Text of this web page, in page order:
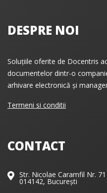
DESPRE NOI
Soluțiile oferite de Docentris
documentelor dintr-o
arhivare electronică și
Termeni si conditii
CONTACT
Str. Nicolae Caramfil Nr.
014142, București